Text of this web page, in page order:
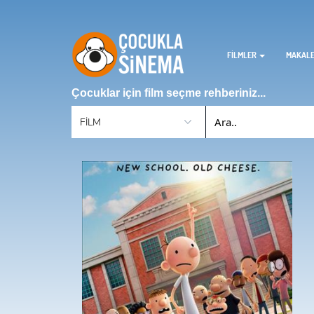
FİLMLER
Çocuklar için film seçme rehberiniz...